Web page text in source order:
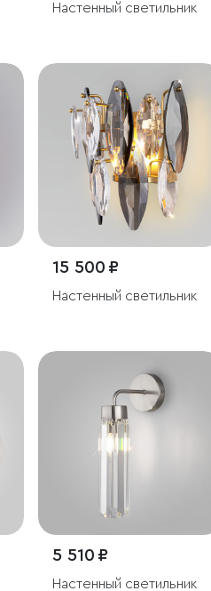
Настенный светильник
15 500 ₽
Настенный светильник
5 510 ₽
Настенный светильник